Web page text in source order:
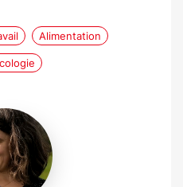
Alimentation
Axelle
Thierry